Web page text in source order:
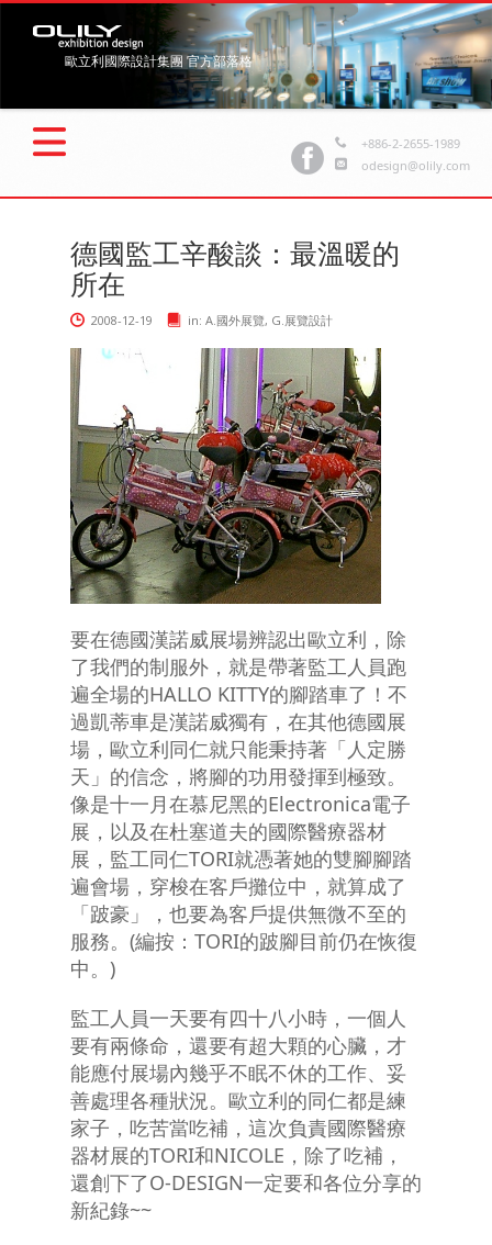
歐立利國際設計集團 官方部落格
+886-2-2655-1989
odesign@olily.com
德國監工辛酸談：最溫暖的
所在
2008-12-19 in: A.國外展覽, G.展覽設計
要在德國漢諾威展場辨認出歐立利，除
了我們的制服外，就是帶著監工人員跑
遍全場的HALLO KITTY的腳踏車了！不
過凱蒂車是漢諾威獨有，在其他德國展
場，歐立利同仁就只能秉持著「人定勝
天」的信念，將腳的功用發揮到極致。
像是十一月在慕尼黑的Electronica電子
展，以及在杜塞道夫的國際醫療器材
展，監工同仁TORI就憑著她的雙腳腳踏
遍會場，穿梭在客戶攤位中，就算成了
「跛豪」，也要為客戶提供無微不至的
服務。(編按：TORI的跛腳目前仍在恢復
中。)
監工人員一天要有四十八小時，一個人
要有兩條命，還要有超大顆的心臟，才
能應付展場內幾乎不眠不休的工作、妥
善處理各種狀況。歐立利的同仁都是練
家子，吃苦當吃補，這次負責國際醫療
器材展的TORI和NICOLE，除了吃補，
還創下了O-DESIGN一定要和各位分享的
新紀錄~~